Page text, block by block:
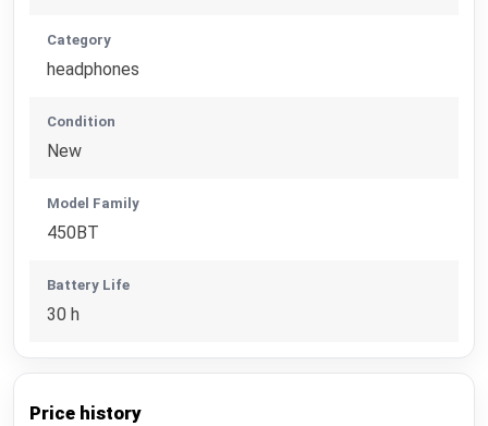
Category
headphones
Condition
New
Model Family
450BT
Battery Life
30 h
Price history